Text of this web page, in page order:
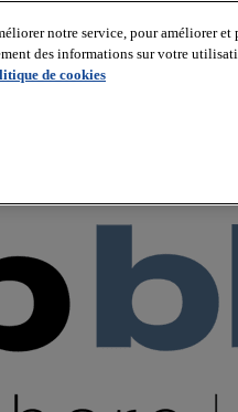
notre service, pour améliorer
des informations sur votre
de cookies